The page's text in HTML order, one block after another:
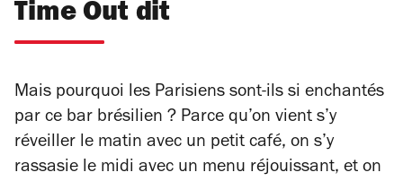
Time Out dit
Mais pourquoi les Parisiens sont-ils si enchantés
par ce bar brésilien ? Parce qu’on vient s’y
réveiller le matin avec un petit café, on s’y
rassasie le midi avec un menu réjouissant, et on